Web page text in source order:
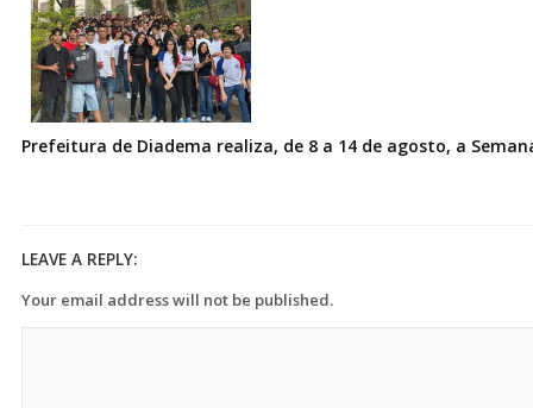
Prefeitura de Diadema realiza, de 8 a 14 de agosto, a
LEAVE A REPLY:
Your email address will not be published.